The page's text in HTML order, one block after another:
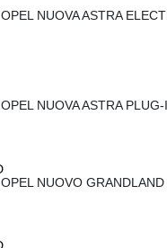
OPEL NUOVA ASTRA
OPEL NUOVA ASTRA
OPEL NUOVO